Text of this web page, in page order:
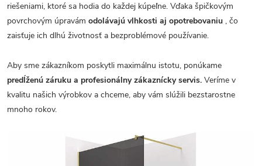
riešeniami, ktoré sa hodia do každej kúpeľne. Vďaka špičkovým
povrchovým úpravám odolávajú vlhkosti aj opotrebovaniu , čo
zaisťuje ich dlhú životnosť a bezproblémové používanie.
Aby sme zákazníkom poskytli maximálnu istotu, ponúkame
predĺženú záruku a profesionálny zákaznícky servis. Veríme v
kvalitu našich výrobkov a chceme, aby vám slúžili bezstarostne
mnoho rokov.